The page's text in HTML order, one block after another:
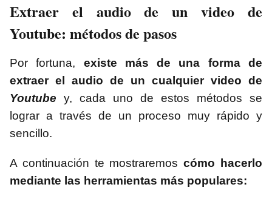
Extraer el audio de un video de
Youtube: métodos de pasos
Por fortuna, existe más de una forma de
extraer el audio de un cualquier video de
Youtube y, cada uno de estos métodos se
lograr a través de un proceso muy rápido y
sencillo.
A continuación te mostraremoscómo hacerlo
mediante las herramientas más populares: